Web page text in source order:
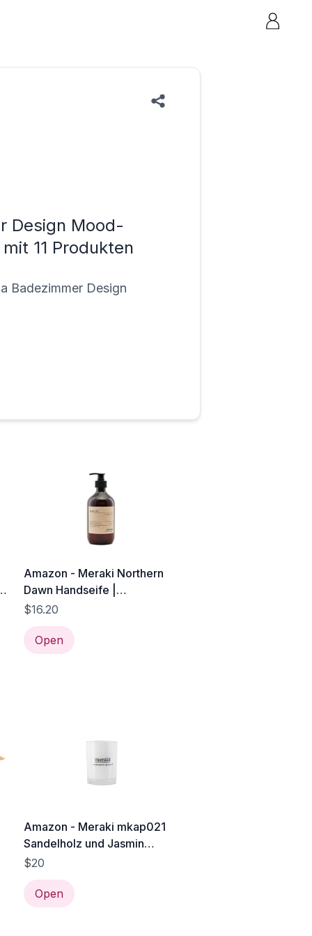
Design Mood-
11 Produkten
Badezimmer Design
Amazon - Meraki Northern
Dawn Handseife |
Zertifizierte Bio-Flüssigseife
| Hochwertige Hautpflege in
skandinavischem Design
$16.20
Open
Amazon - Meraki mkap021
Sandelholz und Jasmin
Duftkerze, sojaöl, Large
$20
Open